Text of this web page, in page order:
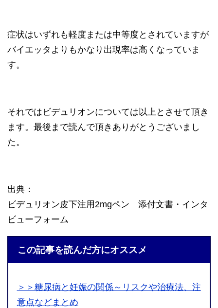
症状はいずれも軽度または中等度とされていますが
バイエッタよりもかなり出現率は高くなっていま
す。
それではビデュリオンについては以上とさせて頂き
ます。最後まで読んで頂きありがとうございまし
た。
出典：
ビデュリオン皮下注用2mgペン 添付文書・インタ
ビューフォーム
この記事を読んだ方にオススメ
＞＞糖尿病と妊娠の関係～リスクや治療法、注
意点などまとめ